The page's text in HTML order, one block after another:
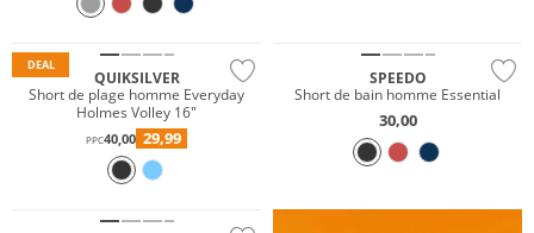
DEAL
QUIKSILVER
Short de plage homme Everyday
Holmes Volley 16"
PPC40,00 29,99
SPEEDO
Short de bain homme Essential
30,00